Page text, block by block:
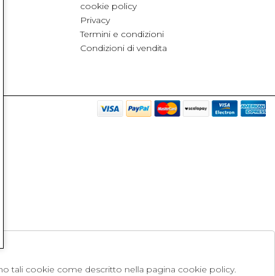
cookie policy
Privacy
Termini e condizioni
Condizioni di vendita
tali cookie come descritto nella pagina cookie policy.